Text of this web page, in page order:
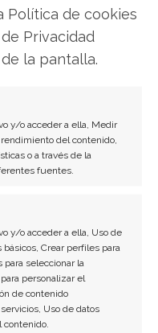
Política de cookies
Privacidad
la pantalla.
y/o acceder a ella, Medir
del contenido,
o a través de la
fuentes.
y/o acceder a ella, Uso de
Crear perfiles para
seleccionar la
personalizar el
de contenido
Uso de datos